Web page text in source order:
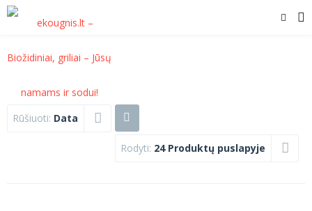
Rūšiuoti: Data
Rodyti: 24 Produktų puslapyje